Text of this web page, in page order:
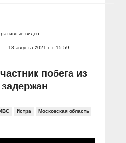
видео
18 августа 2021 г. в 15:59
побега из
Истра Московская область